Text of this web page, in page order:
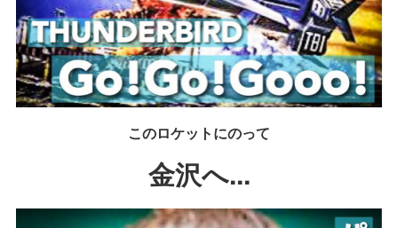
このロケットにのって
金沢へ...